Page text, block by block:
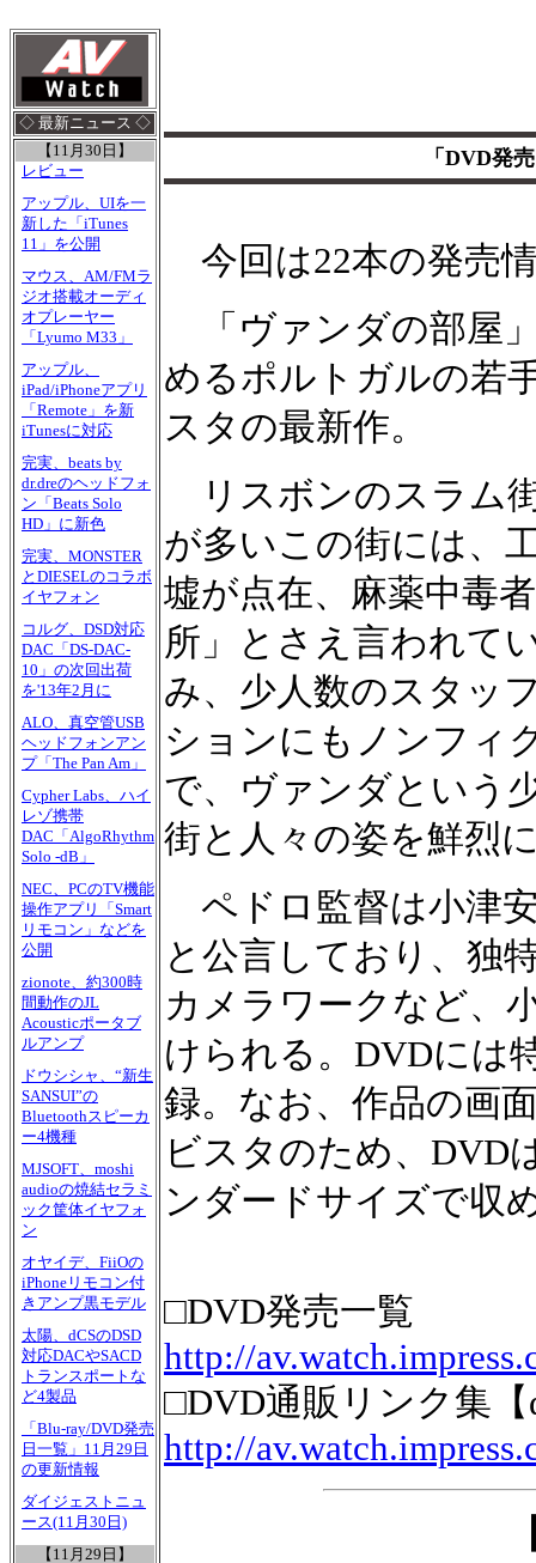
◇ 最新ニュース ◇
【11月30日】
レビュー
アップル、UIを一
新した「iTunes
11」を公開
マウス、AM/FMラ
ジオ搭載オーディ
オプレーヤー
「Lyumo M33」
アップル、
iPad/iPhoneアプリ
「Remote」を新
iTunesに対応
完実、beats by
dr.dreのヘッドフォ
ン「Beats Solo
HD」に新色
完実、MONSTER
とDIESELのコラボ
イヤフォン
コルグ、DSD対応
DAC「DS-DAC-
10」の次回出荷
を'13年2月に
ALO、真空管USB
ヘッドフォンアン
プ「The Pan Am」
Cypher Labs、ハイ
レゾ携帯
DAC「AlgoRhythm
Solo -dB」
NEC、PCのTV機能
操作アプリ「Smart
リモコン」などを
公開
zionote、約300時
間動作のJL
Acousticポータブ
ルアンプ
ドウシシャ、“新生
SANSUI”の
Bluetoothスピーカ
ー4機種
MJSOFT、moshi
audioの焼結セラミ
ック筐体イヤフォ
ン
オヤイデ、FiiOの
iPhoneリモコン付
きアンプ黒モデル
太陽、dCSのDSD
対応DACやSACD
トランスポートな
ど4製品
「Blu-ray/DVD発売
日一覧」11月29日
の更新情報
ダイジェストニュ
ース(11月30日)
【11月29日】
「DVD発
今回は22本の発売
「ヴァンダの部屋
めるポルトガルの若
スタの最新作。
リスボンのスラム
が多いこの街には、
墟が点在、麻薬中毒
所」とさえ言われて
み、少人数のスタッ
ションにもノンフィ
で、ヴァンダという
街と人々の姿を鮮烈
ペドロ監督は小津
と公言しており、独
カメラワークなど、
けられる。DVDには
録。なお、作品の画
ビスタのため、DVD
ンダードサイズで収
□DVD発売一覧
http://
□DVD通販リンク集【
http://